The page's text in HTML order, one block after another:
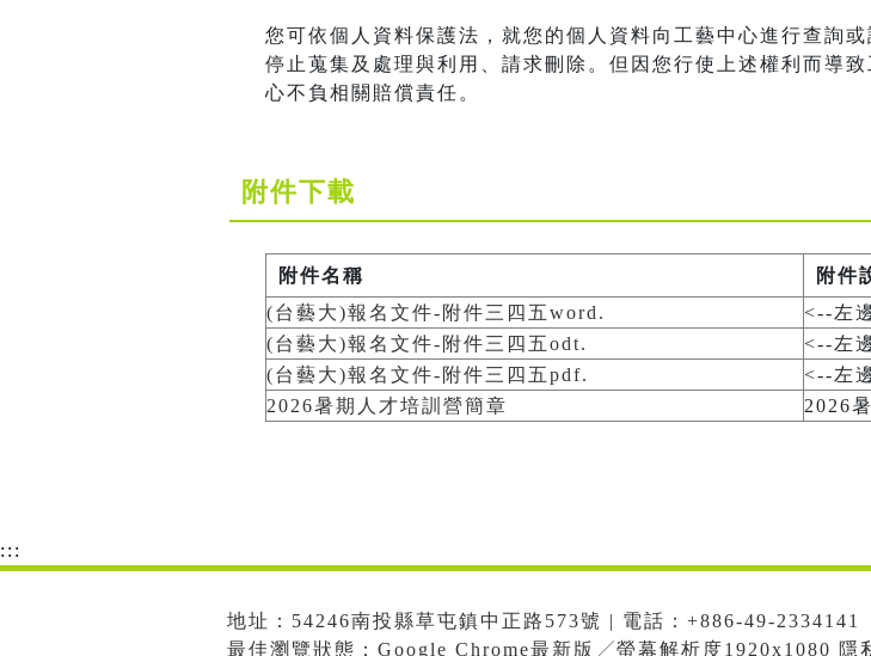
您可依個人資料保護法，就您的個人資料向工藝中心進行查詢
停止蒐集及處理與利用、請求刪除。但因您行使上述權利而導
心不負相關賠償責任。
附件下載
附件名稱
附件
(台藝大)報名文件-附件三四五word.
<--左
(台藝大)報名文件-附件三四五odt.
<--左
(台藝大)報名文件-附件三四五pdf.
<--左
2026暑期人才培訓營簡章
2026
:::
地址：54246南投縣草屯鎮中正路573號 | 電話：+886-49-2334141
最佳瀏覽狀態：Google Chrome最新版╱螢幕解析度1920x1080 隱